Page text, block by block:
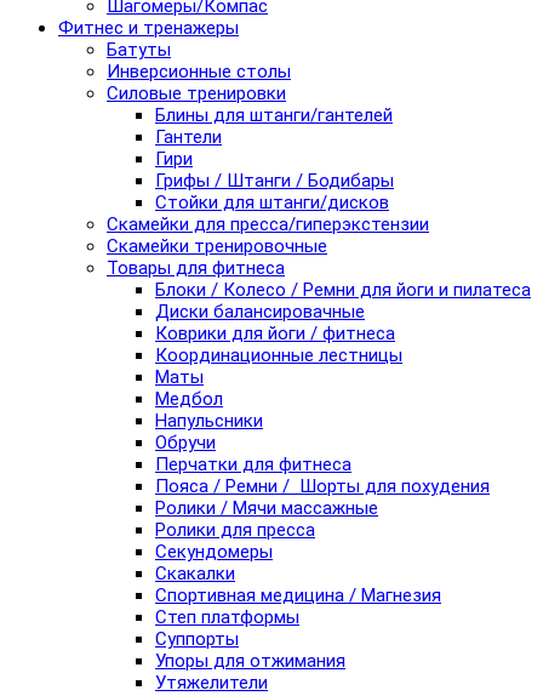
Шагомеры/Компас
Фитнес и тренажеры
Батуты
Инверсионные столы
Силовые тренировки
Блины для штанги/гантелей
Гантели
Гири
Грифы / Штанги / Бодибары
Стойки для штанги/дисков
Скамейки для пресса/гиперэкстензии
Скамейки тренировочные
Товары для фитнеса
Блоки / Колесо / Ремни для йоги и пилатеса
Диски балансировачные
Коврики для йоги / фитнеса
Координационные лестницы
Маты
Медбол
Напульсники
Обручи
Перчатки для фитнеса
Пояса / Ремни / Шорты для похудения
Ролики / Мячи массажные
Ролики для пресса
Секундомеры
Скакалки
Спортивная медицина / Магнезия
Степ платформы
Суппорты
Упоры для отжимания
Утяжелители